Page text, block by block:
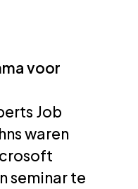
voor
Job
waren
seminar te